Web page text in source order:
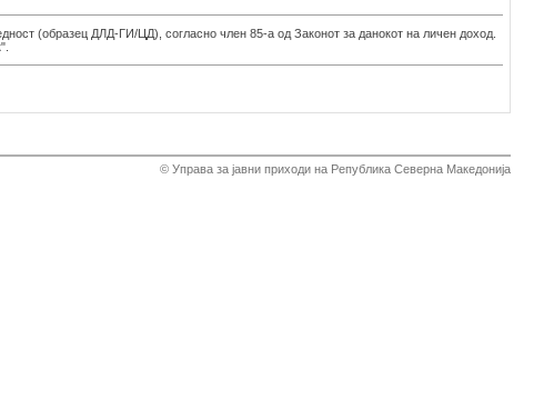
(образец ДЛД-ГИ/ЦД), согласно член 85-а од Законот за данокот на личен доход.
© Управа за јавни приходи на Република Северна Македонија